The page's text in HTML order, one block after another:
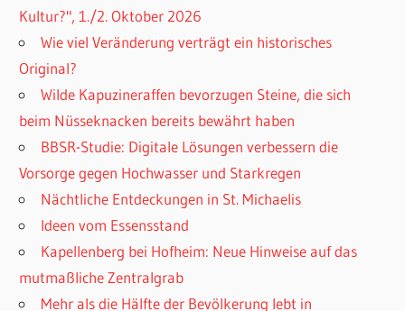
Kultur?", 1./2. Oktober 2026
Wie viel Veränderung verträgt ein historisches
Original?
Wilde Kapuzineraffen bevorzugen Steine, die sich
beim Nüsseknacken bereits bewährt haben
BBSR-Studie: Digitale Lösungen verbessern die
Vorsorge gegen Hochwasser und Starkregen
Nächtliche Entdeckungen in St. Michaelis
Ideen vom Essensstand
Kapellenberg bei Hofheim: Neue Hinweise auf das
mutmaßliche Zentralgrab
Mehr als die Hälfte der Bevölkerung lebt in